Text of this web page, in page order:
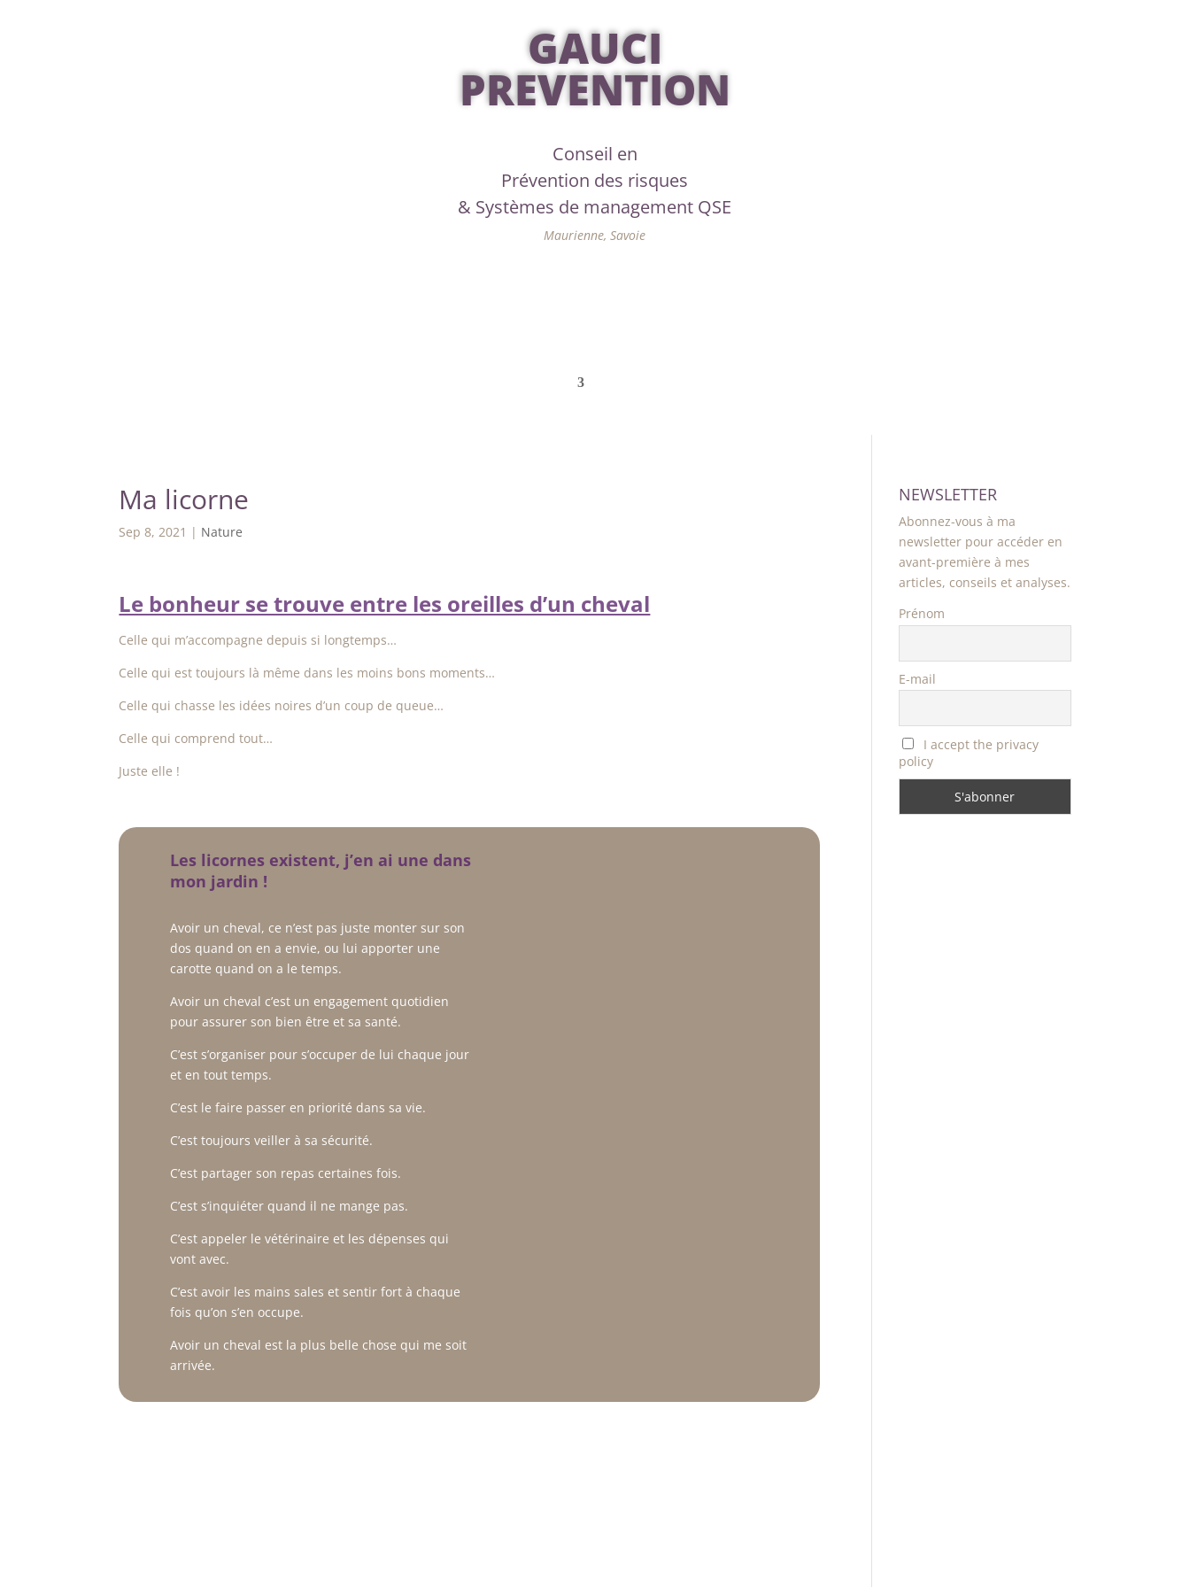
GAUCI
PREVENTION
Conseil en
Prévention des risques
& Systèmes de management QSE
Maurienne, Savoie
Ma licorne
Sep 8, 2021 | Nature
Le bonheur se trouve entre les oreilles d’un cheval
Celle qui m’accompagne depuis si longtemps…
Celle qui est toujours là même dans les moins bons moments…
Celle qui chasse les idées noires d’un coup de queue…
Celle qui comprend tout…
Juste elle !
Les licornes existent, j’en ai une dans
mon jardin !
Avoir un cheval, ce n’est pas juste monter sur son
dos quand on en a envie, ou lui apporter une
carotte quand on a le temps.
Avoir un cheval c’est un engagement quotidien
pour assurer son bien être et sa santé.
C’est s’organiser pour s’occuper de lui chaque jour
et en tout temps.
C’est le faire passer en priorité dans sa vie.
C’est toujours veiller à sa sécurité.
C’est partager son repas certaines fois.
C’est s’inquiéter quand il ne mange pas.
C’est appeler le vétérinaire et les dépenses qui
vont avec.
C’est avoir les mains sales et sentir fort à chaque
fois qu’on s’en occupe.
Avoir un cheval est la plus belle chose qui me soit
arrivée.
NEWSLETTER
Abonnez-vous à ma
newsletter pour accéder en
avant-première à mes
articles, conseils et analyses.
Prénom
E-mail
I accept the privacy
policy